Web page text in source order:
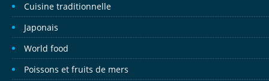
Cuisine traditionnelle
Japonais
World food
Poissons et fruits de mers